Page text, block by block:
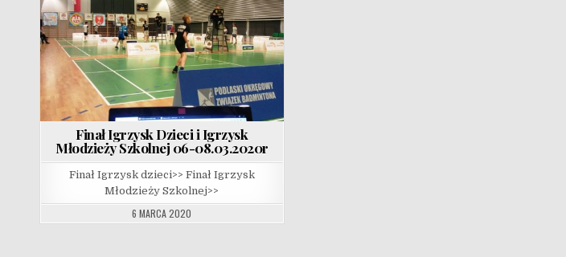
Finał Igrzysk Dzieci i Igrzysk
Młodzieży Szkolnej 06-08.03.2020r
Finał Igrzysk dzieci>> Finał Igrzysk
Młodzieży Szkolnej>>
6 MARCA 2020